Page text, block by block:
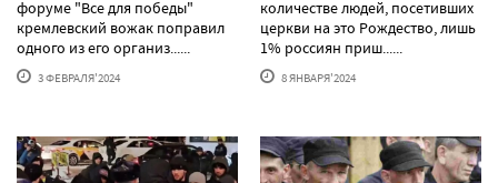
форуме "Все для победы"
кремлевский вожак поправил
одного из его организ......
3 ФЕВРАЛЯ'2024
количестве людей, посетивших
церкви на это Рождество, лишь
1% россиян приш......
8 ЯНВАРЯ'2024